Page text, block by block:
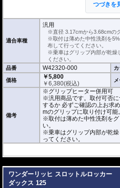
※中性洗剤が多すぎると乾燥に時間がかか
正しく装着すれば容易に取り付けることが
使用時の安全のため乾燥時は全く滑りま
に繋がります。
乗車はグリップ内部が乾燥し、滑らない
こちらの商品は汎用商品として掲載してい
ダックス 125で取付確認を行っているわ
取付可否についてはお客様の現車が下記
ださい。
直径 : 3.17cmから3.68cmのグリップに取
素材 : ネオプトン
厚さ : 3.8mm
つづきを
適合車種
汎用
※直径 3.17cmから3.68cmの
※取付は薄めた中性洗剤を
布して行ってください。
※乗車はグリップ内部が乾燥
ください。
品番
W42320-000
価格
￥5,800
￥6,380(税込)
備考
※グリップヒーター併用可
※汎用商品です。取付可否
するか 必ずご確認の上お求
mのグリップに取り付け可能
※取付は薄めた中性洗剤を
い。
※乗車はグリップ内部が乾
ってください。
ワンダーリッヒ スロットルロッカー
ダックス 125